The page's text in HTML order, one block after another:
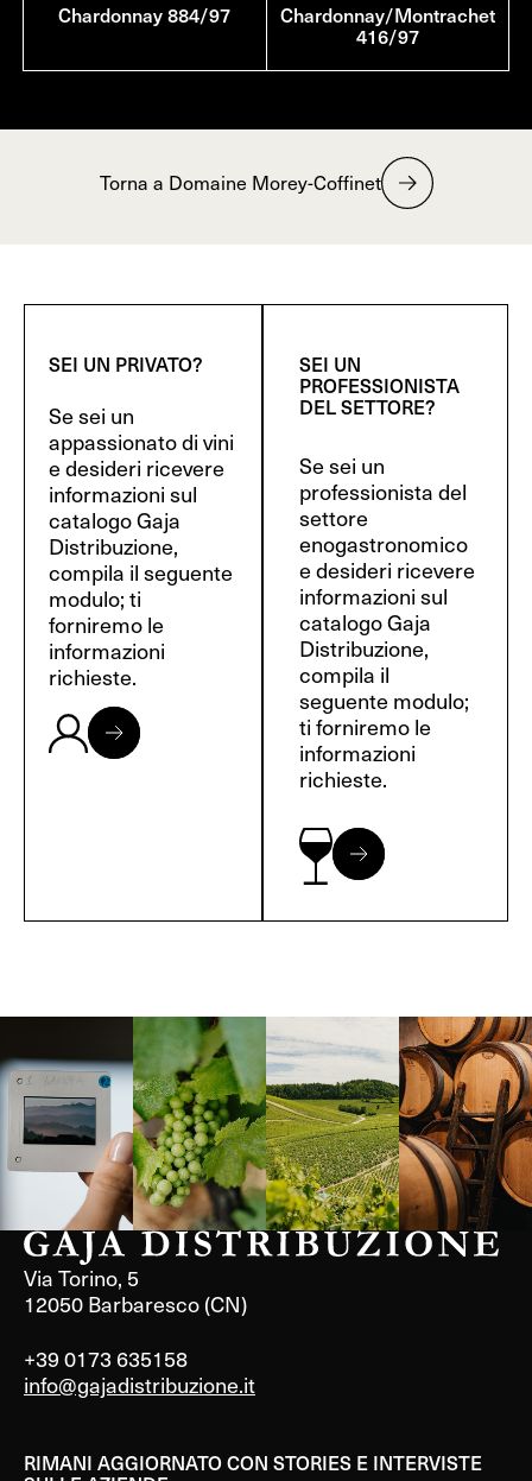
Chardonnay 884/97
Chardonnay/Montrachet
416/97
Torna a Domaine Morey-Coffinet
SEI UN PRIVATO?
Se sei un
appassionato di vini
e desideri ricevere
informazioni sul
catalogo Gaja
Distribuzione,
compila il seguente
modulo; ti
forniremo le
informazioni
richieste.
SEI UN
PROFESSIONISTA
DEL SETTORE?
Se sei un
professionista del
settore
enogastronomico
e desideri ricevere
informazioni sul
catalogo Gaja
Distribuzione,
compila il
seguente modulo;
ti forniremo le
informazioni
richieste.
Borgogna,
Francia
Borgogna,
Francia
Instagram
Via Torino, 5
12050 Barbaresco (CN)
+39 0173 635158
info@gajadistribuzione.it
RIMANI AGGIORNATO CON STORIES E INTERVISTE